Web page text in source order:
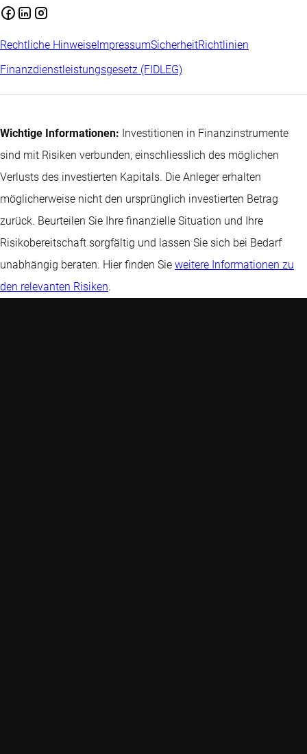
Rechtliche HinweiseImpressumSicherheitRichtlinien
Finanzdienstleistungsgesetz (FIDLEG)
Wichtige Informationen: Investitionen in Finanzinstrumente
sind mit Risiken verbunden, einschliesslich des möglichen
Verlusts des investierten Kapitals. Die Anleger erhalten
möglicherweise nicht den ursprünglich investierten Betrag
zurück. Beurteilen Sie Ihre finanzielle Situation und Ihre
Risikobereitschaft sorgfältig und lassen Sie sich bei Bedarf
unabhängig beraten. Hier finden Sie weitere Informationen zu
den relevanten Risiken.